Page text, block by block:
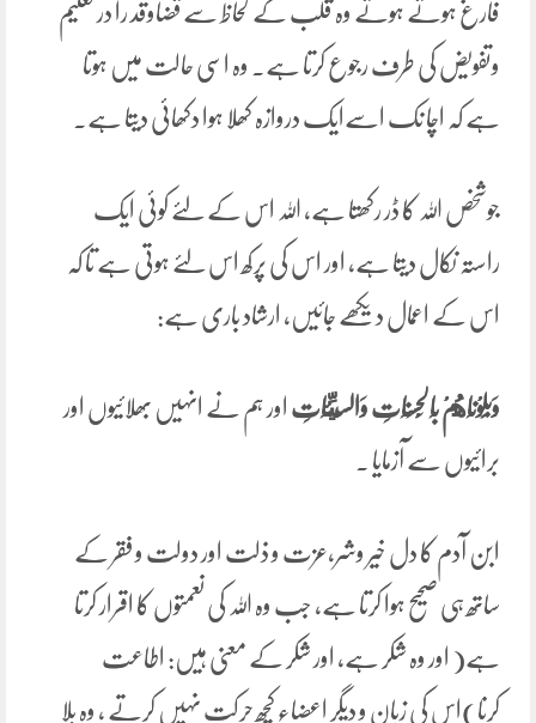
فارغ ہوتے ہوتے وہ قلب کے لحاظ سے قضاوقد را در تعلیم
وتفویض کی طرف رجوع کرتا ہے۔ وہ اسی حالت میں ہوتا
ہے کہ اچا نک اسےایک دروازہ کھلا ہوا دکھائی دیتا ہے۔
جوشخص اللہ کا ڈر رکھتا ہے، اللہ اس کے لئے کوئی ایک
راستہ نکال دیتا ہے، اور اس کی پرکھ اس لئے ہوتی ہے تا کہ
اس کے اعمال دیکھے جائیں، ارشاد باری ہے:
‌وَبَلَوْنَاهُمْ بِالْحَسَنَاتِ وَالسَّيِّئَاتِ اور ہم نے انہیں بھلائیوں اور
برائیوں سے آزمایا ۔
ابن آدم کا دل خیر وشر،عزت و ذلت اور دولت و فقر کے
ساتھ ہی صحیح ہوا کرتا ہے، جب وہ اللہ کی نعمتوں کا اقرار کرتا
ہے( اور وہ شکر ہے، اور شکر کے معنی ہیں: اطاعت
کرنا)اس کی زبان و دیگر اعضاء کچھ حرکت نہیں کرتے ، وہ بلا